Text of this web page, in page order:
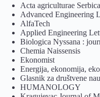
Acta agriculturae Serbica
Advanced Engineering
AlfaTech
Applied Engineering
Biologica Nyssana :
Chemia Naissensis
Ekonomist
Energija, ekonomija,
Glasnik za društvene
HUMANOLOGY